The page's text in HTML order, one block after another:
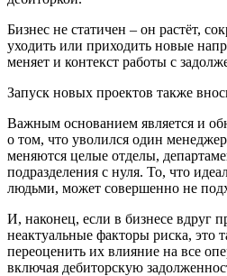
Бизнес не статичен – он растёт,
уходить или приходить новые
меняет и контекст работы с
Запуск новых проектов также
Важным основанием является и
о том, что уволился один
меняются целые отделы,
подразделения с нуля. То, что
людьми, может совершенно не
И, наконец, если в бизнесе вдруг
неактуальные факторы риска, это
переоценить их влияние на все
включая дебиторскую